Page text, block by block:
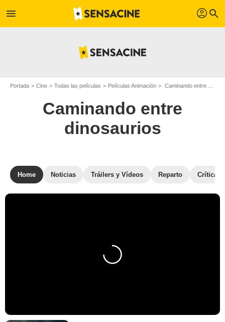
menu profil search
Portada Cine Todas las películas Películas Animación Caminando entre dinosaurios
Caminando entre
dinosaurios
Home Noticias Tráilers y Vídeos Reparto Críticas